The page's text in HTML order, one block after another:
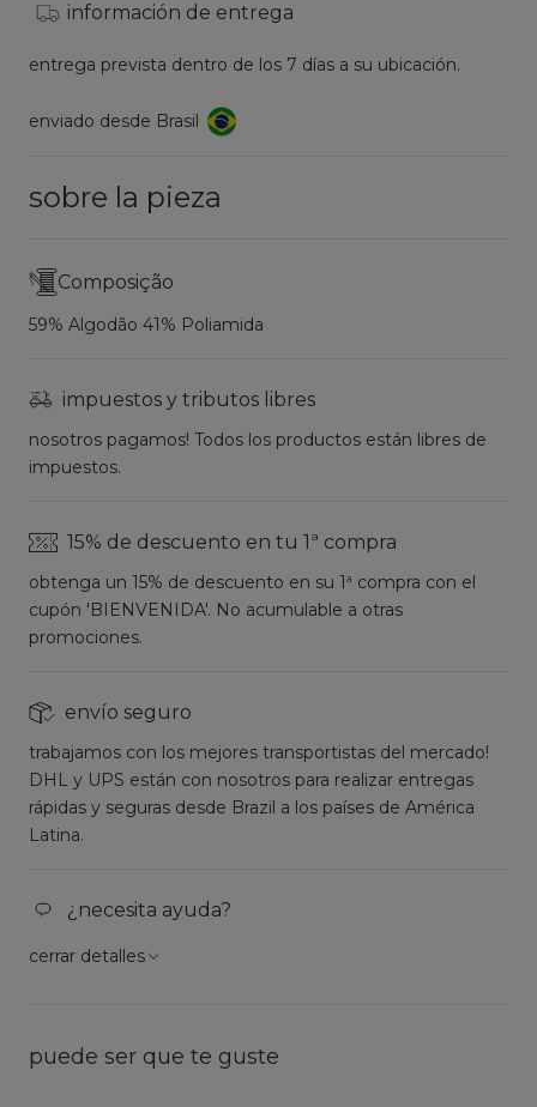
información de entrega
entrega prevista dentro de los 7 días a su ubicación.
enviado desde Brasil
sobre la pieza
Composição
59% Algodão 41% Poliamida
impuestos y tributos libres
nosotros pagamos! Todos los productos están libres de
impuestos.
15% de descuento en tu 1ª compra
obtenga un 15% de descuento en su 1ª compra con el
cupón 'BIENVENIDA'. No acumulable a otras
promociones.
envío seguro
trabajamos con los mejores transportistas del mercado!
DHL y UPS están con nosotros para realizar entregas
rápidas y seguras desde Brazil a los países de América
Latina.
¿necesita ayuda?
cerrar detalles
puede ser que te guste